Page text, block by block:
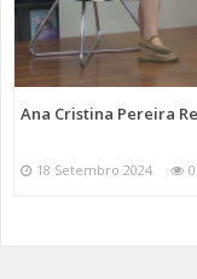
Ana Cristina Pereira
18 Setembro 2024